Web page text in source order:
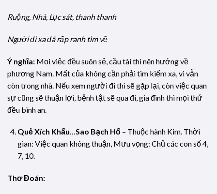
Ruộng, Nhà, Lục sát, thanh thanh
Người đi xa đã rấp ranh tìm về
Ý nghĩa: Mọi việc đều suôn sẻ, cầu tài thì nên hướng về
phương Nam. Mất của không cần phải tìm kiếm xa, vì vẫn
còn trong nhà. Nếu xem người đi thì sẽ gặp lại, còn việc quan
sự cũng sẽ thuận lợi, bệnh tật sẽ qua đi, gia đình thì mọi thứ
đều bình an.
Quẻ Xích Khẩu…Sao Bạch Hổ– Thuộc hành Kim. Thời
gian: Việc quan không thuận, Mưu vọng: Chủ các con số 4,
7, 10.
Thơ Đoán: